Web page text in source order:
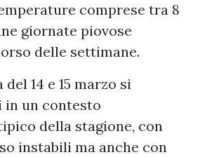
comprese tra 8
giornate piovose
delle settimane.
14 e 15 marzo si
in un contesto
della stagione, con
instabili ma anche con